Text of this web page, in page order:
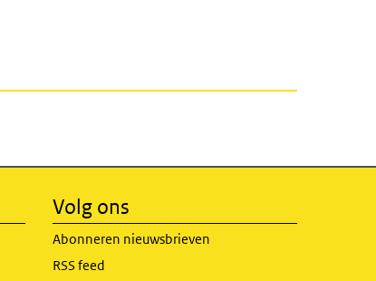
Volg ons
Abonneren nieuwsbrieven
RSS feed